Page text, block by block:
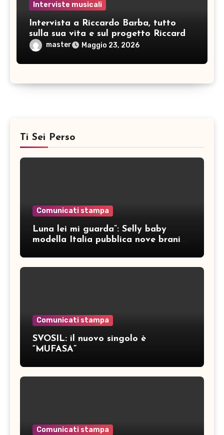
Interviste musicali
Intervista a Riccardo Barba, tutto
sulla sua vita e sul progetto Riccardo
Barba Big Band: pianista, direttore
d’orchestra… e non solo!
master Maggio 23, 2026
Ti Sei Perso
Comunicati stampa
Luna lei mi guarda”: Selly baby
modella Italia pubblica nove brani
Comunicati stampa
SVOSIL: il nuovo singolo è
“MUFASA”
Comunicati stampa